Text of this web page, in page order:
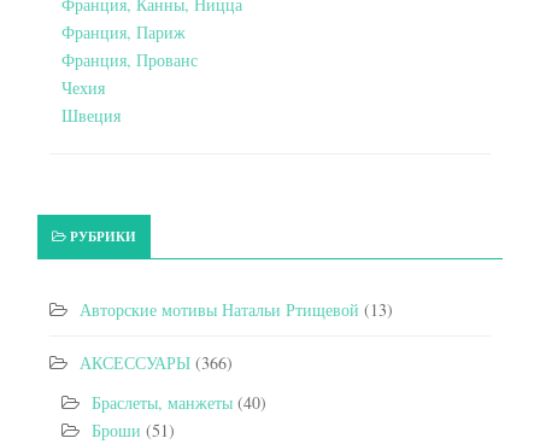
Франция, Париж
Франция, Прованс
Чехия
Швеция
РУБРИКИ
Авторские мотивы Натальи Ртищевой (13)
АКСЕССУАРЫ (366)
Браслеты, манжеты (40)
Броши (51)